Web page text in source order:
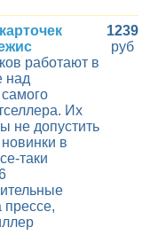
работают в
над
Их
не допустить
в
таки
1239
руб